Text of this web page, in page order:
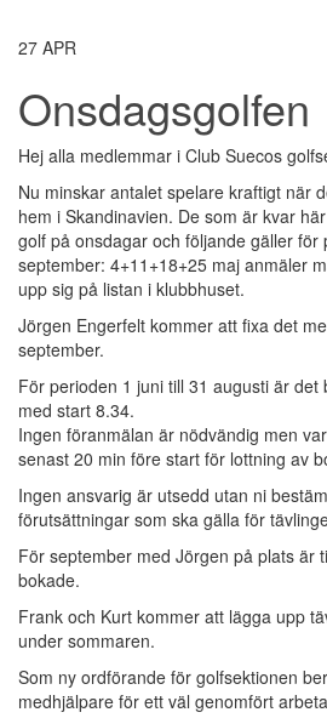
27 APR
Onsdagsgolfen
Hej alla medlemmar i Club Suecos
Nu minskar antalet spelare kraftigt när
hem i Skandinavien. De som är kvar
golf på onsdagar och följande gäller för
september: 4+11+18+25 maj anmäler
upp sig på listan i klubbhuset.
Jörgen Engerfelt kommer att fixa det
september.
För perioden 1 juni till 31 augusti är det
med start 8.34.
Ingen föranmälan är nödvändig men
senast 20 min före start för lottning av
Ingen ansvarig är utsedd utan ni
förutsättningar som ska gälla för
För september med Jörgen på plats är
bokade.
Frank och Kurt kommer att lägga upp
under sommaren.
Som ny ordförande för golfsektionen
medhjälpare för ett väl genomfört